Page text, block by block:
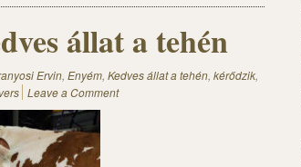
állat a tehén
Ervin, Enyém, Kedves állat a tehén, kérődzik,
vers Leave a Comment